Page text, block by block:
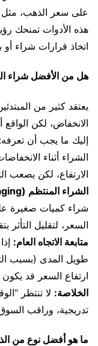
على سعر الذهب، مثل
هذه الأدوات تمنحك
اتخاذ قرارات شراء
هل من الأفضل شراء
يعتقد كثير من
الانخفاض، لكن الواقع
إليك ما يجب أن تعرفه:
الشراء أثناء
الارتفاع، لكن يصعب
الشراء المنتظم (Dollar Cost Averaging):
شراء كميات صغيرة
السعر، لتقليل التأثر
متابعة الاتجاه العام:
طويل المدى (بسبب
ارتفاع السعر قد
الخلاصة: لا تنتظر
تدريجية، وراقب
ما هو أفضل نوع من